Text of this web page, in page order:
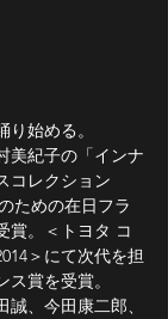
始める。
美紀子の「インナ
コレクション
ための在日フラ
賞。＜トヨタ コ
＞にて次代を担
賞を受賞。
、今田康二郎、